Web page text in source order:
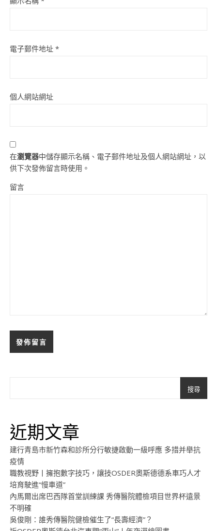
電子郵件地址 *
個人網站網址
在瀏覽器中儲存顯示名稱、電子郵件地址及個人網站網址，以
供下次發佈留言時使用。
留言
搜尋
近期文章
建行青島市新竹森和診所分行敏捷啟動一級呼應 多措并舉抗
疫情
職教視野丨擁抱數字技巧，讓技OSDER奧斯德德系車巧人才
培育駛進“慢車道”
內馬爾出席巴西隊首堂訓練課 秀傳醫院體檢項目世界杯遠景
不明確
吳俊剛：誰秀傳醫院健檢催生了“長壽經濟”？